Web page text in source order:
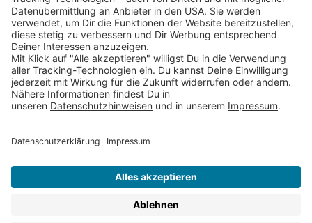
Folge uns auf
* Versandkostenfrei ab 9,00 € Bestellwert innerhalb
Deutschlands
** Lieferzeit 1-3 Werktage innerhalb Deutschlands
Thienemann-Esslinger Verlag GmbH, Blumenstraße 36, D-70182